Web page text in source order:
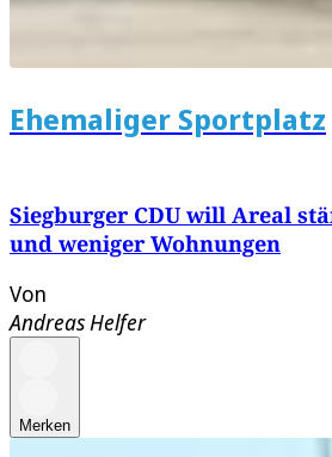
Ehemaliger Sportplatz
Siegburger CDU will Areal
und weniger Wohnungen
Von
Andreas Helfer
Merken